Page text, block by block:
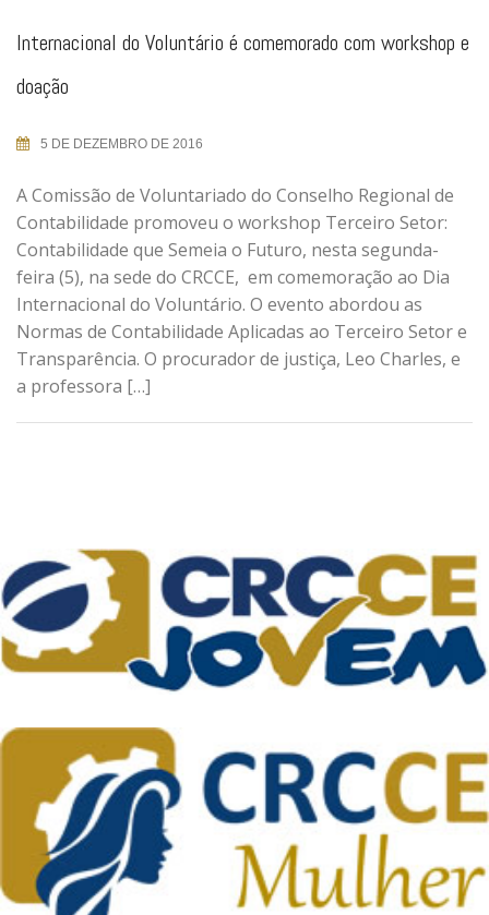
Internacional do Voluntário é comemorado com workshop e
doação
5 DE DEZEMBRO DE 2016
A Comissão de Voluntariado do Conselho Regional de
Contabilidade promoveu o workshop Terceiro Setor:
Contabilidade que Semeia o Futuro, nesta segunda-
feira (5), na sede do CRCCE, em comemoração ao Dia
Internacional do Voluntário. O evento abordou as
Normas de Contabilidade Aplicadas ao Terceiro Setor e
Transparência. O procurador de justiça, Leo Charles, e
a professora […]